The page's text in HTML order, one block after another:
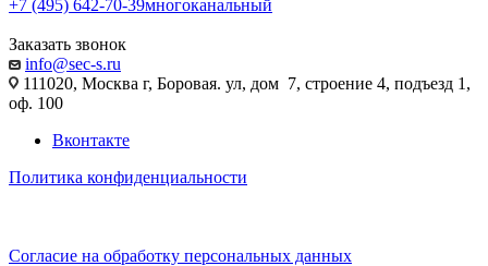
+7 (495) 642-70-39многоканальный
Заказать звонок
info@sec-s.ru
111020, Москва г, Боровая. ул, дом 7, строение 4, подъезд 1,
оф. 100
Вконтакте
Политика конфиденциальности
Согласие на обработку персональных данных